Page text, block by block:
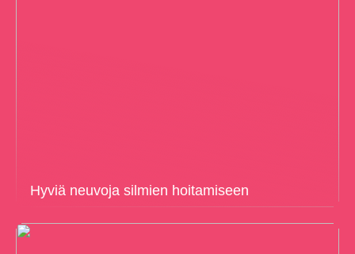
Hyviä neuvoja silmien hoitamiseen